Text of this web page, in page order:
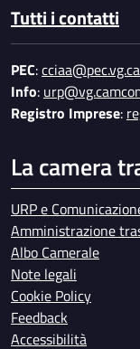
Tutti i contatti
PEC:
Info:
Registro Imprese:
La camera
URP e
Amministrazione
Albo Camerale
Note legali
Cookie Policy
Feedback
Accessibilità